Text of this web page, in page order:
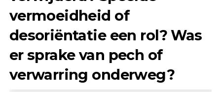
vermoeidheid of
desoriëntatie een rol? Was
er sprake van pech of
verwarring onderweg?